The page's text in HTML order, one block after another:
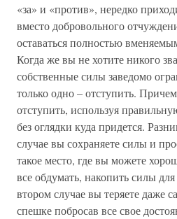
«за» и «против», нередко
вместо добровольного
оставаться полностью
Когда же вы не хотите никого
собственные силы заведомо
только одно – отступить.
отступить, используя
без оглядки куда придется.
случае вы сохраняете силы и
такое место, где вы можете
все обдумать, накопить силы
втором случае вы теряете даже
спешке побросав все свое